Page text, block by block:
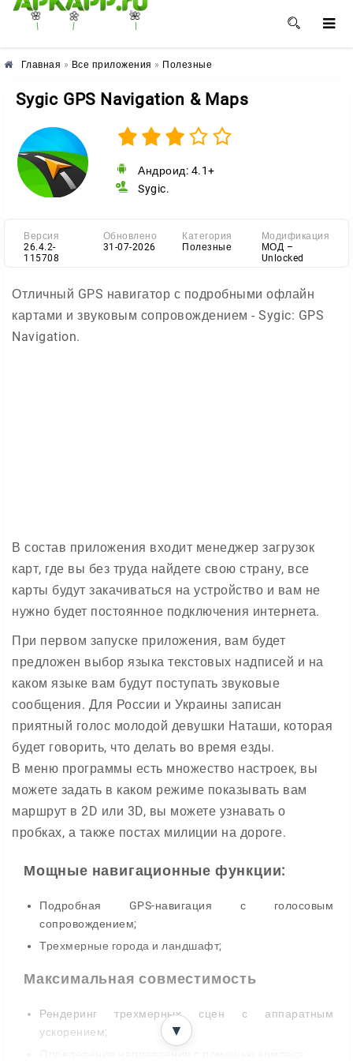
🌸 🌼 🌺
Главная » Все приложения » Полезные
Sygic GPS Navigation & Maps
Андроид: 4.1+
Sygic.
Версия
26.4.2-
115708
Обновлено
31-07-2026
Категория
Полезные
Модификация
МОД –
Unlocked
Отличный GPS навигатор с подробными офлайн
картами и звуковым сопровождением - Sygic: GPS
Navigation.
В состав приложения входит менеджер загрузок
карт, где вы без труда найдете свою страну, все
карты будут закачиваться на устройство и вам не
нужно будет постоянное подключения интернета.
При первом запуске приложения, вам будет
предложен выбор языка текстовых надписей и на
каком языке вам будут поступать звуковые
сообщения. Для России и Украины записан
приятный голос молодой девушки Наташи, которая
будет говорить, что делать во время езды.
В меню программы есть множество настроек, вы
можете задать в каком режиме показывать вам
маршрут в 2D или 3D, вы можете узнавать о
пробках, а также постах милиции на дороге.
Мощные навигационные функции:
Подробная GPS-навигация с голосовым
сопровождением;
Трехмерные города и ландшафт;
реального времени (предоставляется в виде
Динамическое сопровождение по полосам (Dynamic
Максимальная совместимость
Рендеринг трехмерных сцен с аппаратным
ускорением;
▼